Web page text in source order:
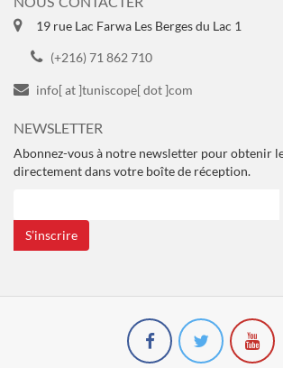
19 rue Lac Farwa Les Berges du Lac 1
(+216) 71 862 710
info[ at ]tuniscope[ dot ]com
NEWSLETTER
Abonnez-vous à notre newsletter pour obtenir
directement dans votre boîte de réception.
S’inscrire